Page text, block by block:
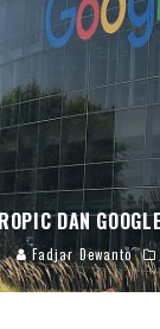
DAN
Fadjar Dewanto